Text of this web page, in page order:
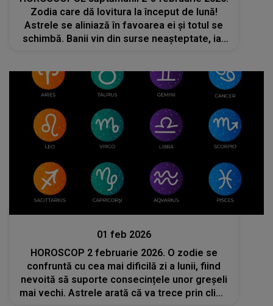
Zodia care dă lovitura la început de lună!
Astrele se aliniază în favoarea ei și totul se
schimbă. Banii vin din surse neașteptate, iar
01 feb 2026
HOROSCOP 2 februarie 2026. O zodie se
confruntă cu cea mai dificilă zi a lunii, fiind
nevoită să suporte consecințele unor greșeli
mai vechi. Astrele arată că va trece prin clipe